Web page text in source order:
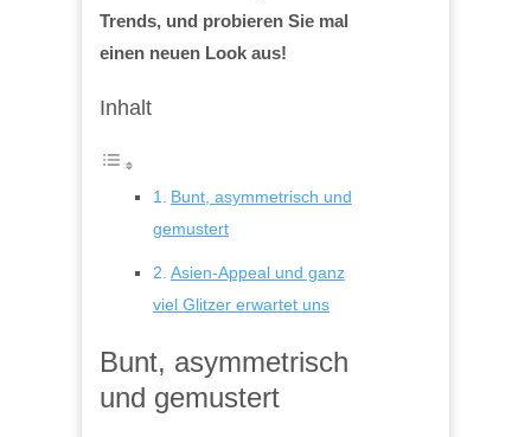
Trends, und probieren Sie mal
einen neuen Look aus!
Inhalt
Bunt, asymmetrisch und
gemustert
Asien-Appeal und ganz
viel Glitzer erwartet uns
Bunt, asymmetrisch
und gemustert